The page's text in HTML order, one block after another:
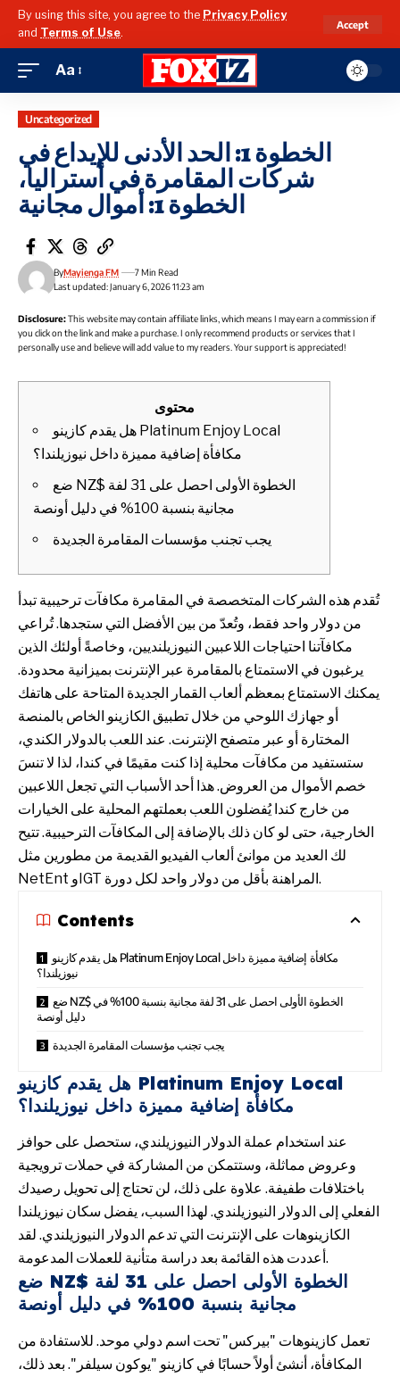
By using this site, you agree to the Privacy Policy
and Terms of Use.
Accept
Aa
Uncategorized
الخطوة 1: الحد الأدنى للإيداع في
شركات المقامرة في أستراليا،
الخطوة 1: أموال مجانية
Last updated: January 6, 2026 11:23 am
ByMayienga FM 7 Min Read
Disclosure:This website may contain affiliate links, which means I may earn a commission if
you click on the link and make a purchase. I only recommend products or services that I
personally use and believe will add value to my readers. Your support is appreciated!
محتوى
هل يقدم كازينو Platinum Enjoy Local
مكافأة إضافية مميزة داخل نيوزيلندا؟
ضع NZ$ الخطوة الأولى احصل على 31 لفة
مجانية بنسبة 100% في دليل أونصة
يجب تجنب مؤسسات المقامرة الجديدة
تُقدم هذه الشركات المتخصصة في المقامرة مكافآت ترحيبية تبدأ
من دولار واحد فقط، وتُعدّ من بين الأفضل التي ستجدها. تُراعي
مكافآتنا احتياجات اللاعبين النيوزيلنديين، وخاصةً أولئك الذين
يرغبون في الاستمتاع بالمقامرة عبر الإنترنت بميزانية محدودة.
يمكنك الاستمتاع بمعظم ألعاب القمار الجديدة المتاحة على هاتفك
أو جهازك اللوحي من خلال تطبيق الكازينو الخاص بالمنصة
المختارة أو عبر متصفح الإنترنت. عند اللعب بالدولار الكندي،
ستستفيد من مكافآت محلية إذا كنت مقيمًا في كندا، لذا لا تنسَ
خصم الأموال من العروض.هذا أحد الأسباب التي تجعل اللاعبين
من خارج كندا يُفضلون اللعب بعملتهم المحلية على الخيارات
الخارجية، حتى لو كان ذلك بالإضافة إلى المكافآت الترحيبية. تتيح
لك العديد من موانئ ألعاب الفيديو القديمة من مطورين مثل
NetEnt وIGT المراهنة بأقل من دولار واحد لكل دورة.
Contents
هل يقدم كازينو Platinum Enjoy Local مكافأة إضافية مميزة داخل
نيوزيلندا؟
ضع NZ$ الخطوة الأولى احصل على 31 لفة مجانية بنسبة 100% في
دليل أونصة
يجب تجنب مؤسسات المقامرة الجديدة
هل يقدم كازينو Platinum Enjoy Local
مكافأة إضافية مميزة داخل نيوزيلندا؟
عند استخدام عملة الدولار النيوزيلندي، ستحصل على حوافز
وعروض مماثلة، وستتمكن من المشاركة في حملات ترويجية
باختلافات طفيفة. علاوة على ذلك، لن تحتاج إلى تحويل رصيدك
الفعلي إلى الدولار النيوزيلندي. لهذا السبب، يفضل سكان نيوزيلندا
الكازينوهات على الإنترنت التي تدعم الدولار النيوزيلندي. لقد
أعددت هذه القائمة بعد دراسة متأنية للعملات المدعومة.
ضع NZ$ الخطوة الأولى احصل على 31 لفة
مجانية بنسبة 100% في دليل أونصة
تعمل كازينوهات "بيركس" تحت اسم دولي موحد. للاستفادة من
المكافأة، أنشئ أولاً حسابًا في كازينو "يوكون سيلفر". بعد ذلك،